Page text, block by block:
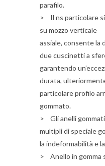
parafilo.
> Il ns particolare
su mozzo verticale
assiale, consente la
due cuscinetti a
garantendo
durata,
particolare profilo
gommato.
> Gli anelli
multipli di speciale
la indeformabilità e
> Anello in gomma